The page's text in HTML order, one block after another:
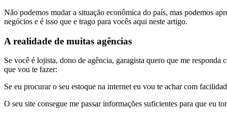
Não podemos mudar a situação econômica do país, mas podemos
negócios e é isso que e trago para vocês aqui neste artigo.
A realidade de muitas agências
Se você é lojista, dono de agência, garagista quero que me responda
que vou te fazer:
Se eu procurar o seu estoque na internet eu vou te achar com
O seu site consegue me passar informações suficientes para que eu